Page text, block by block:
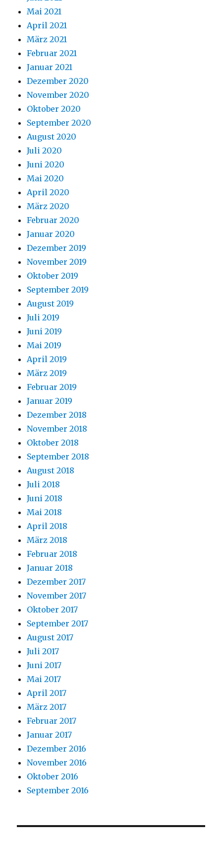
Mai 2021
April 2021
März 2021
Februar 2021
Januar 2021
Dezember 2020
November 2020
Oktober 2020
September 2020
August 2020
Juli 2020
Juni 2020
Mai 2020
April 2020
März 2020
Februar 2020
Januar 2020
Dezember 2019
November 2019
Oktober 2019
September 2019
August 2019
Juli 2019
Juni 2019
Mai 2019
April 2019
März 2019
Februar 2019
Januar 2019
Dezember 2018
November 2018
Oktober 2018
September 2018
August 2018
Juli 2018
Juni 2018
Mai 2018
April 2018
März 2018
Februar 2018
Januar 2018
Dezember 2017
November 2017
Oktober 2017
September 2017
August 2017
Juli 2017
Juni 2017
Mai 2017
April 2017
März 2017
Februar 2017
Januar 2017
Dezember 2016
November 2016
Oktober 2016
September 2016